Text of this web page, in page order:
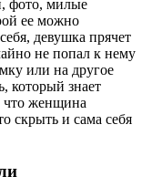
фото, милые
ее можно
девушка прячет
не попал к нему
или на другое
который знает
что женщина
скрыть и сама себя